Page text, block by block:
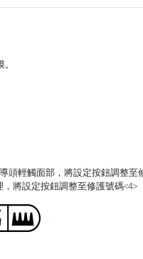
頭輕觸面部，將設定按鈕調整至
將設定按鈕調整至修護號碼<4>